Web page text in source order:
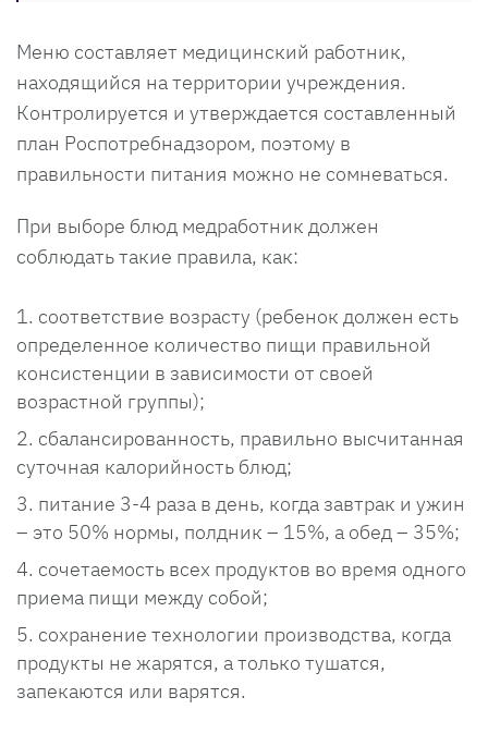
Меню составляет медицинский работник,
находящийся на территории учреждения.
Контролируется и утверждается составленный
план Роспотребнадзором, поэтому в
правильности питания можно не сомневаться.
При выборе блюд медработник должен
соблюдать такие правила, как:
соответствие возрасту (ребенок должен есть
определенное количество пищи правильной
консистенции в зависимости от своей
возрастной группы);
сбалансированность, правильно высчитанная
суточная калорийность блюд;
питание 3-4 раза в день, когда завтрак и ужин
– это 50% нормы, полдник – 15%, а обед – 35%;
сочетаемость всех продуктов во время одного
приема пищи между собой;
сохранение технологии производства, когда
продукты не жарятся, а только тушатся,
запекаются или варятся.